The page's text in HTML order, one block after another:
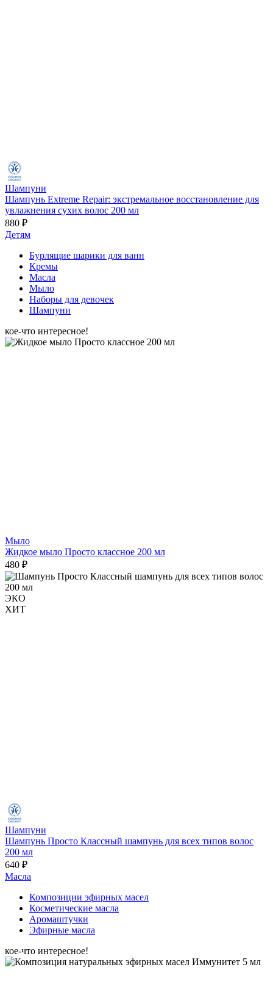
Шампуни
Шампунь Extreme Repair: экстремальное восстановление для
увлажнения сухих волос 200 мл
880 ₽
Детям
Бурлящие шарики для ванн
Кремы
Масла
Мыло
Наборы для девочек
Шампуни
кое-что интересное!
Мыло
Жидкое мыло Просто классное 200 мл
480 ₽
ЭКО
ХИТ
Шампуни
Шампунь Просто Классный шампунь для всех типов волос
200 мл
640 ₽
Масла
Композиции эфирных масел
Косметические масла
Аромаштучки
Эфирные масла
кое-что интересное!